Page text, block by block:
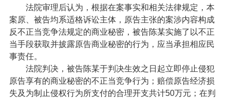
法院审理后认为，根据在案事实和相关法律规定，本
案原、被告均系适格诉讼主体，原告主张的案涉内容构成
反不正当竞争法规定的商业秘密，被告陈某实施了以不正
当手段获取并披露原告商业秘密的行为，应当承担相应民
事责任。
法院判决，被告陈某于判决生效之日起立即停止侵犯
原告享有的商业秘密的不正当竞争行为；赔偿原告经济损
失及为制止侵权行为所支付的合理开支共计50万元；在判